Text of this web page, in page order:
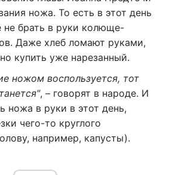
ножа. То есть в этот день
не брать в руки колюще-
Даже хлеб ломают руками,
купить уже нарезанный.
ножом воспользуется, тот
, – говорят в народе. И
ножа в руки в этот день,
чего-то круглого
например, капусты).